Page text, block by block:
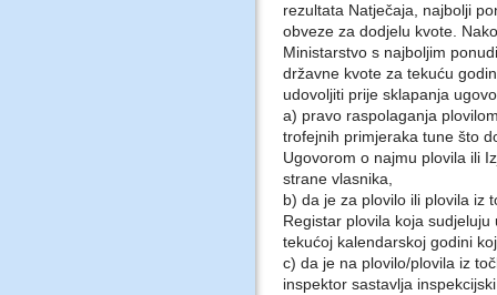
rezultata Natječaja, najbolji
obveze za dodjelu kvote.
Ministarstvo s najboljim
državne kvote za tekuću
udovoljiti prije sklapanja
a) pravo raspolaganja
trofejnih primjeraka tune što
Ugovorom o najmu plovila ili
strane vlasnika,
b) da je za plovilo ili plovila iz
Registar plovila koja
tekućoj kalendarskoj godini
c) da je na plovilo/plovila iz
inspektor sastavlja